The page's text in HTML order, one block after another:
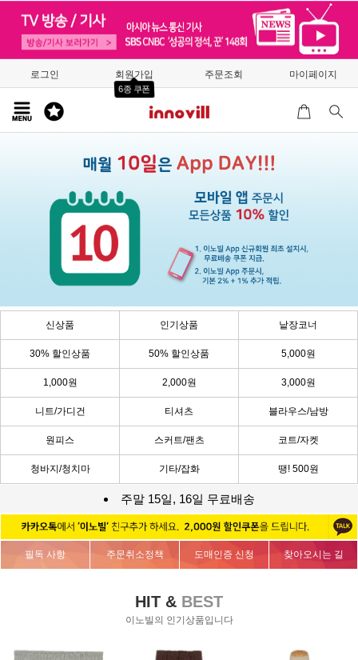
로그인 회원가입
6종 쿠폰
주문조회 마이페이지
신상품 인기상품 낱장코너
30% 할인상품 50% 할인상품 5,000원
1,000원 2,000원 3,000원
니트/가디건 티셔츠 블라우스/남방
원피스 스커트/팬츠 코트/자켓
청바지/청치마 기타/잡화 땡! 500원
주말 15일, 16일 무료배송
필독 사항 주문취소정책 도매인증 신청 찾아오시는 길
HIT & BEST
이노빌의 인기상품입니다